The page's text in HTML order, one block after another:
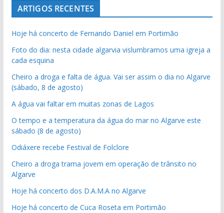
ARTIGOS RECENTES
Hoje há concerto de Fernando Daniel em Portimão
Foto do dia: nesta cidade algarvia vislumbramos uma igreja a
cada esquina
Cheiro a droga e falta de água. Vai ser assim o dia no Algarve
(sábado, 8 de agosto)
A água vai faltar em muitas zonas de Lagos
O tempo e a temperatura da água do mar no Algarve este
sábado (8 de agosto)
Odiáxere recebe Festival de Folclore
Cheiro a droga trama jovem em operação de trânsito no
Algarve
Hoje há concerto dos D.A.M.A no Algarve
Hoje há concerto de Cuca Roseta em Portimão